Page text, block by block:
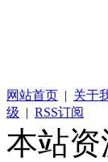
网站首页 | 关于
级 | RSS订阅
本站